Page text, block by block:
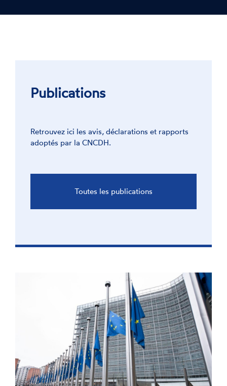
Publications
Retrouvez ici les avis, déclarations et rapports
adoptés par la CNCDH.
Toutes les publications